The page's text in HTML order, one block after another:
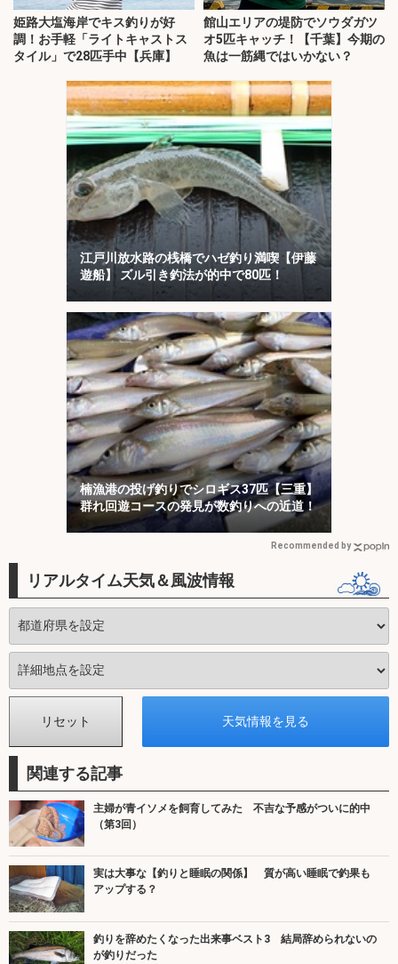
姫路大塩海岸でキス釣りが好
調！お手軽「ライトキャストス
タイル」で28匹手中【兵庫】
館山エリアの堤防でソウダガツ
オ5匹キャッチ！【千葉】今期の
魚は一筋縄ではいかない？
江戸川放水路の桟橋でハゼ釣り満喫【伊藤
遊船】 ズル引き釣法が的中で80匹！
楠漁港の投げ釣りでシロギス37匹【三重】
群れ回遊コースの発見が数釣りへの近道！
Recommended by
リアルタイム天気＆風波情報
関連する記事
主婦が青イソメを飼育してみた 不吉な予感がついに的中
（第3回）
実は大事な【釣りと睡眠の関係】 質が高い睡眠で釣果も
アップする？
釣りを辞めたくなった出来事ベスト3 結局辞められないの
が釣りだった